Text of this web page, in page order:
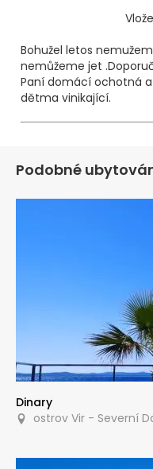
Bohužel letos
nemůžeme jet
Paní domácí ochotná
dětma vinikající.
Podobné
Dinary
ostrov Vir - Severní